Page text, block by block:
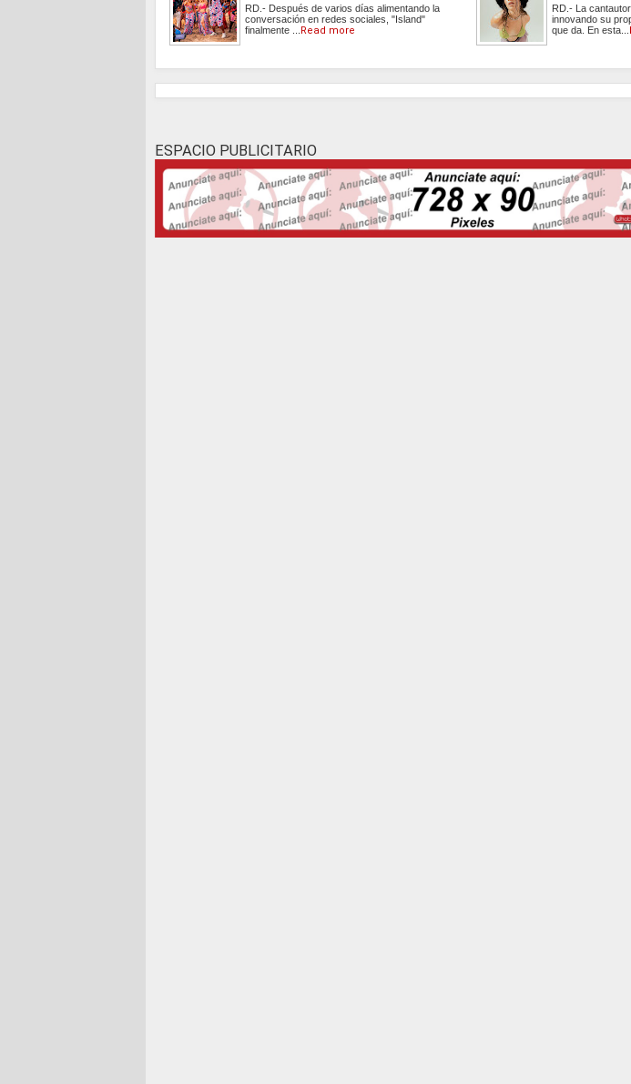
RD.- Después de varios días alimentando la
conversación en redes sociales, "Island"
finalmente ...
Read more
RD.- La
innovando su
que da. En esta...
ESPACIO PUBLICITARIO